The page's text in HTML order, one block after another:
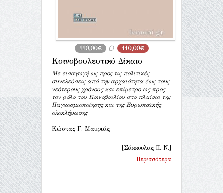
110,00€ 110,00€
Κοινοβουλευτικό Δίκαιο
Με εισαγωγή ως προς τις πολιτικές
συνελεύσεις από την αρχαιότητα έως τους
νεότερους χρόνους και επίμετρο ως προς
τον ρόλο του Κοινοβουλίου στο πλαίσιο της
Παγκοσμιοποίησης και της Ευρωπαϊκής
ολοκλήρωσης
Κώστας Γ. Μαυριάς
[Σάκκουλας Π. Ν.]
Περισσότερα